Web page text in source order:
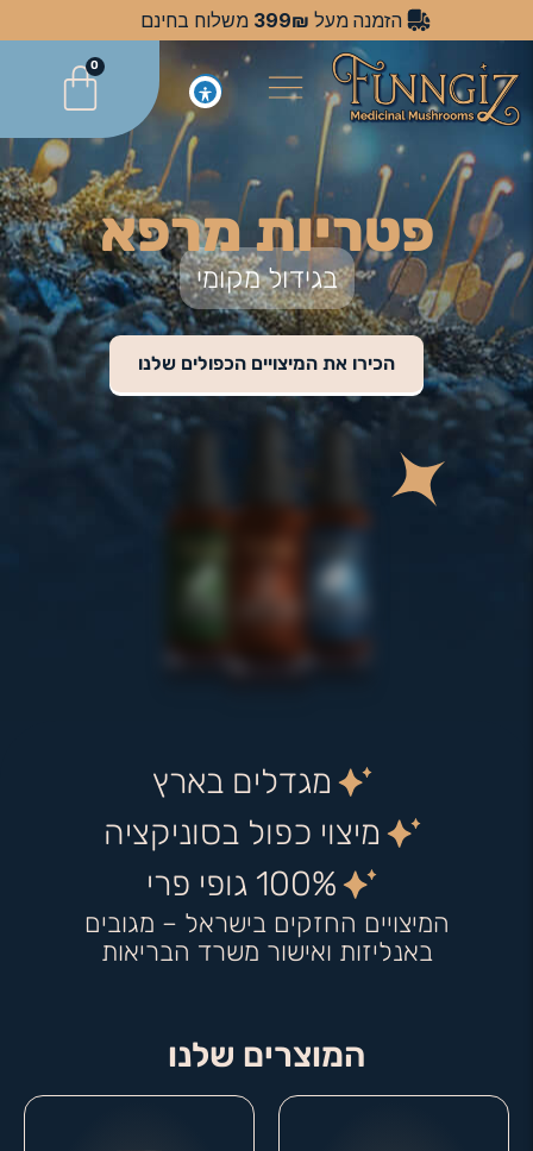
הזמנה מעל 399₪ משלוח בחינם
0
פטריות מרפא
בגידול מקומי
הכירו את המיצויים הכפולים שלנו
מגדלים בארץ
מיצוי כפול בסוניקציה
100% גופי פרי
המיצויים החזקים בישראל – מגובים
באנליזות ואישור משרד הבריאות
המוצרים שלנו